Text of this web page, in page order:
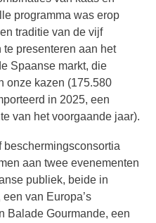
programma was erop
traditie van de vijf
presenteren aan het
Spaanse markt, die
onze kazen (175.580
in 2025, een
van het voorgaande jaar).
beschermingsconsortia
aan twee evenementen
publiek, beide in
een van Europa’s
Balade Gourmande, een